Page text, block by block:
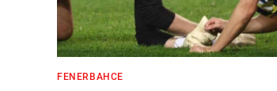
FENERBAHCE